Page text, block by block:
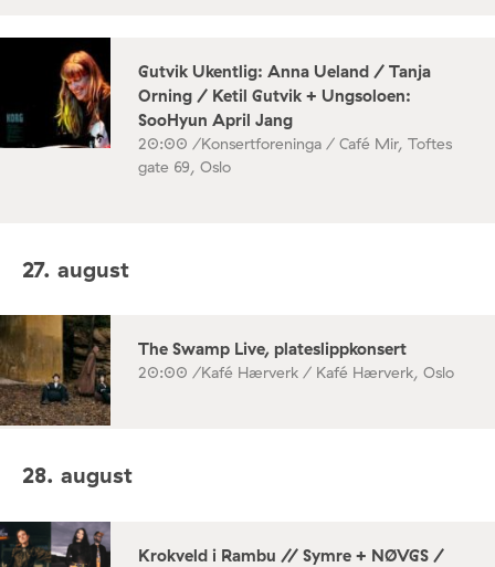
Gutvik Ukentlig: Anna Ueland / Tanja
Orning / Ketil Gutvik + Ungsoloen:
SooHyun April Jang
20:00 /Konsertforeninga / Café Mir, Toftes
gate 69, Oslo
27. august
The Swamp Live, plateslippkonsert
20:00 /Kafé Hærverk / Kafé Hærverk, Oslo
28. august
Krokveld i Rambu // Symre + NØVGS /